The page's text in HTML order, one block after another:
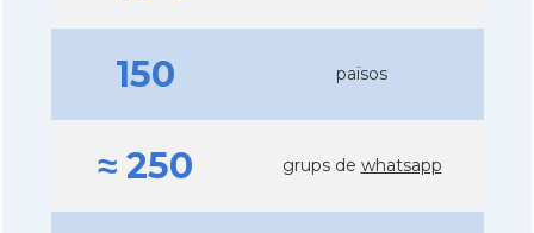
150 països
≈ 250 grups de whatsapp